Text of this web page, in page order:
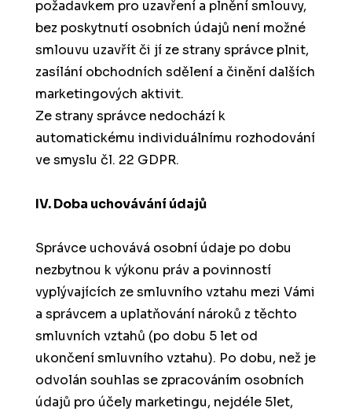
požadavkem pro uzavření a plnění smlouvy,
bez poskytnutí osobních údajů není možné
smlouvu uzavřít či jí ze strany správce plnit,
zasílání obchodních sdělení a činění dalších
marketingových aktivit.
Ze strany správce nedochází k
automatickému individuálnímu rozhodování
ve smyslu čl. 22 GDPR.
IV. Doba uchovávání údajů
Správce uchovává osobní údaje po dobu
nezbytnou k výkonu práv a povinností
vyplývajících ze smluvního vztahu mezi Vámi
a správcem a uplatňování nároků z těchto
smluvních vztahů (po dobu 5 let od
ukončení smluvního vztahu). Po dobu, než je
odvolán souhlas se zpracováním osobních
údajů pro účely marketingu, nejdéle 5let,